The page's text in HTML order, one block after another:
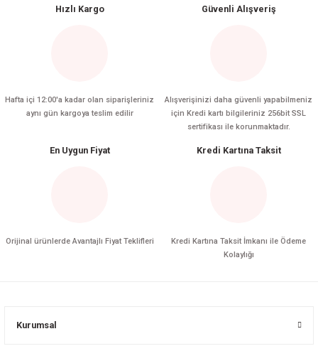
Hızlı Kargo
Hafta içi 12:00'a kadar olan siparişleriniz
aynı gün kargoya teslim edilir
Güvenli Alışveriş
Alışverişinizi daha güvenli yapabilmeniz
için Kredi kartı bilgileriniz 256bit SSL
sertifikası ile korunmaktadır.
En Uygun Fiyat
Orijinal ürünlerde Avantajlı Fiyat Teklifleri
Kredi Kartına Taksit
Kredi Kartına Taksit İmkanı ile Ödeme
Kolaylığı
Kurumsal